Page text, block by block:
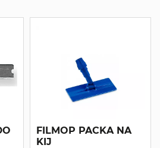
FILMOP PACKA NA
KIJ